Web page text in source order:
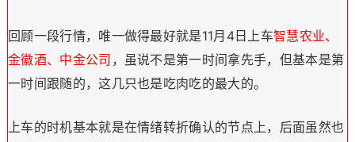
回顾一段行情，唯一做得最好就是11月4日上车智慧农业、
金徽酒、中金公司 ，虽说不是第一时间拿先手，但基本是第
一时间跟随的，这几只也是吃肉吃的最大的。
上车的时机基本就是在情绪转折确认的节点上，后面虽然也